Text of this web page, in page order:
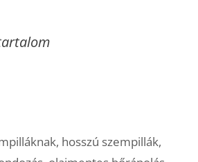
, hosszú szempillák,